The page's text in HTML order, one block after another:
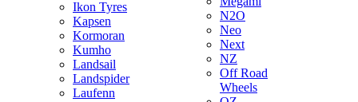
Ikon Tyres
Kapsen
Kormoran
Kumho
Landsail
Landspider
Laufenn
N2O
Neo
Next
NZ
Off Road
Wheels